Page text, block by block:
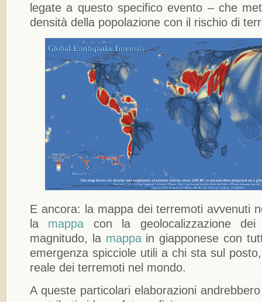
legate a questo specifico evento – che
densità della popolazione con il rischio di
E ancora: la mappa dei terremoti avvenuti
la mappa con la geolocalizzazione
magnitudo, la mappain giapponese con
emergenza spicciole utili a chi sta sul
reale dei terremoti nel mondo.
A queste particolari elaborazioni